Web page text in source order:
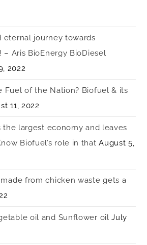
eternal journey towards
Aris BioEnergy BioDiesel
2022
Fuel of the Nation? Biofuel & its
11, 2022
the largest economy and leaves
Biofuel’s role in that August 5,
from chicken waste gets a
oil and Sunflower oil July